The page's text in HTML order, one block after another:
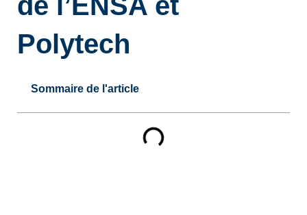
Polytech
Sommaire de l'article